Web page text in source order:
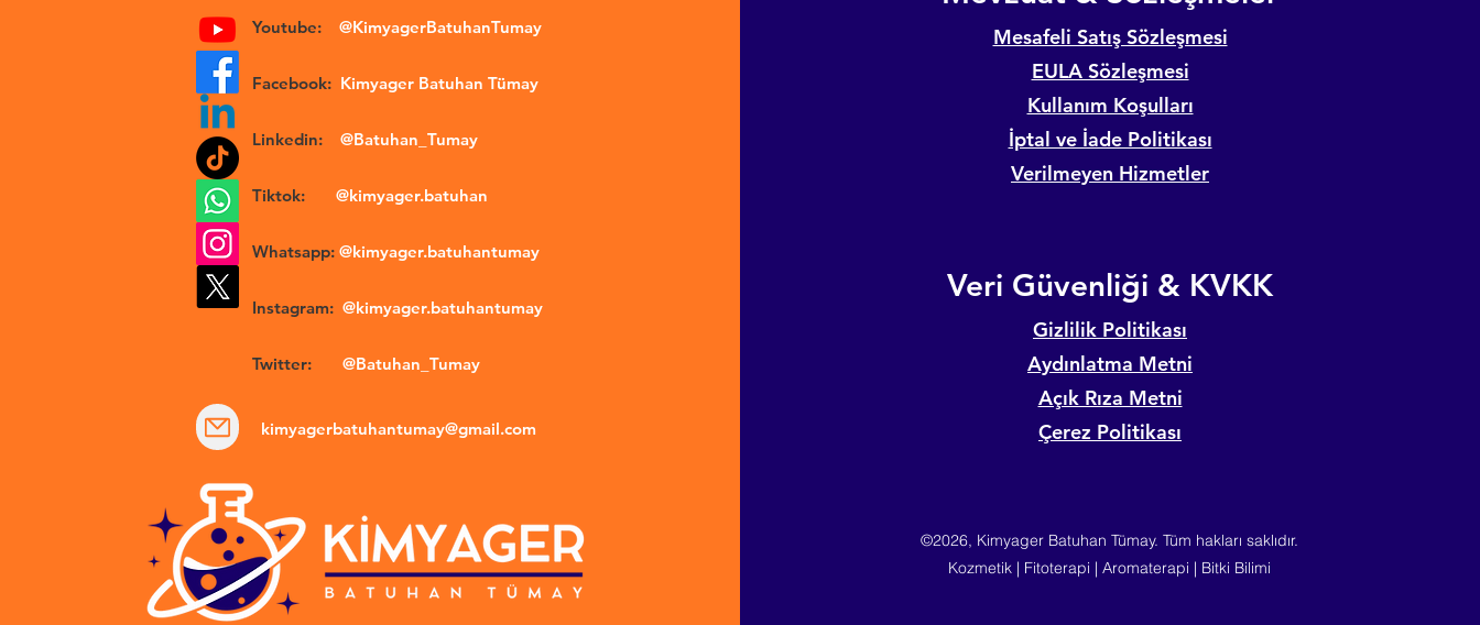
Youtube: @KimyagerBatuhanTumay
Facebook: Kimyager Batuhan Tümay
Linkedin: @Batuhan_Tumay
Tiktok: @kimyager.batuhan
Whatsapp: @kimyager.batuhantumay
Instagram: @kimyager.batuhantumay
Twitter: @Batuhan_Tumay
kimyagerbatuhantumay@gmail.com
Mesafeli Satış Sözleşmesi
EULA Sözleşmesi
Kullanım Koşulları
İptal ve İade Politikası
Verilmeyen Hizmetler
Veri Güvenliği & KVKK
Gizlilik Politikası
Aydınlatma Metni
Açık Rıza Metni
Çerez Politikası
©2026, Kimyager Batuhan Tümay. Tüm hakları saklıdır.
Kozmetik | Fitoterapi | Aromaterapi | Bitki Bilimi